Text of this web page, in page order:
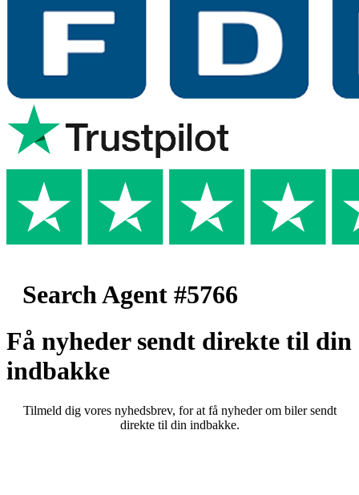
Search Agent #5766
Få nyheder sendt direkte til din
indbakke
Tilmeld dig vores nyhedsbrev, for at få nyheder om biler sendt
direkte til din indbakke.